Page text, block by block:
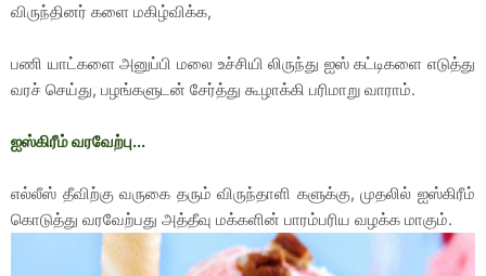
விருந்தினர் களை மகிழ்விக்க,
பணி யாட்களை அனுப்பி மலை உச்சியி லிருந்து ஐஸ் கட்டிகளை எடுத்து
வரச் செய்து, பழங்களுடன் சேர்த்து கூழாக்கி பரிமாறு வாராம்.
ஐஸ்கிரீம் வரவேற்பு...
எல்லீஸ் தீவிற்கு வருகை தரும் விருந்தாளி களுக்கு, முதலில் ஐஸ்கிரீம்
கொடுத்து வரவேற்பது அத்தீவு மக்களின் பாரம்பரிய வழக்க மாகும்.